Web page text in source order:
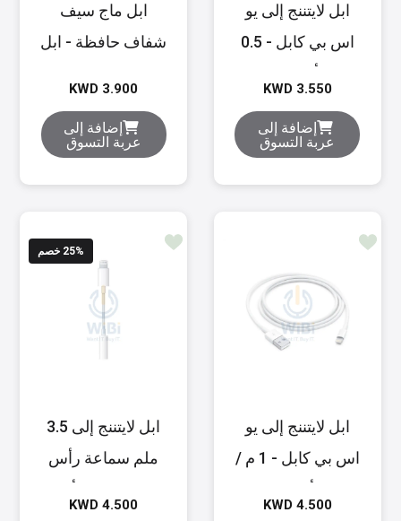
ابل لايتننج إلى يو
اس بي كابل - 0.5
KWD 3.550
إضافة إلى
عربة التسوق
ابل ماج سيف
شفاف حافظة - ابل
KWD 3.900
إضافة إلى
عربة التسوق
ابل لايتننج إلى يو
اس بي كابل - 1 م /
KWD 4.500
25% خصم
ابل لايتننج إلى 3.5
ملم سماعة رأس
KWD 4.500